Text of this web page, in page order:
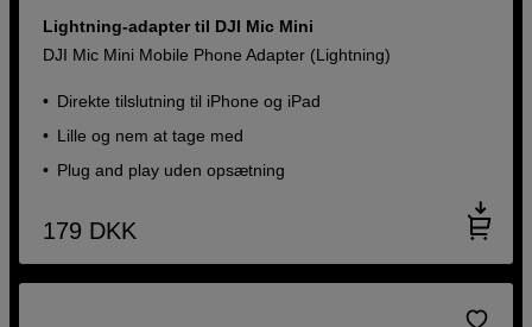
Lightning-adapter til DJI Mic Mini
DJI Mic Mini Mobile Phone Adapter (Lightning)
Direkte tilslutning til iPhone og iPad
Lille og nem at tage med
Plug and play uden opsætning
179 DKK